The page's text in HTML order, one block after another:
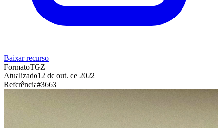
Baixar recurso
FormatoTGZ
Atualizado12 de out. de 2022
Referência#3663